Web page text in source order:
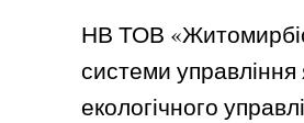
НВ ТОВ
системи
екологічного